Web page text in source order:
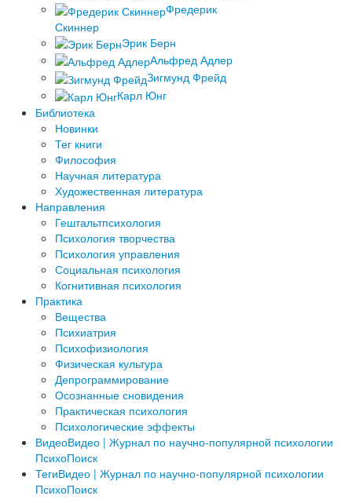
Фредерик
Скиннер
Эрик Берн
Альфред Адлер
Зигмунд Фрейд
Карл Юнг
Библиотека
Новинки
Тег книги
Философия
Научная литература
Художественная литература
Направления
Гештальтпсихология
Психология творчества
Психология управления
Социальная психология
Когнитивная психология
Практика
Вещества
Психиатрия
Психофизиология
Физическая культура
Депрограммирование
Осознанные сновидения
Практическая психология
Психологические эффекты
ВидеоВидео | Журнал по научно-популярной психологии
ПсихоПоиск
ТегиВидео | Журнал по научно-популярной психологии
ПсихоПоиск